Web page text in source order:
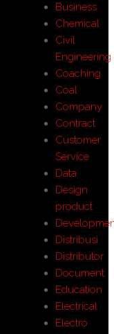
Business
Chemical
Civil
Engineering
Coaching
Coal
Company
Contract
Customer
Service
Data
Design
product
Distribusi
Distributor
Document
Education
Electrical
Electro